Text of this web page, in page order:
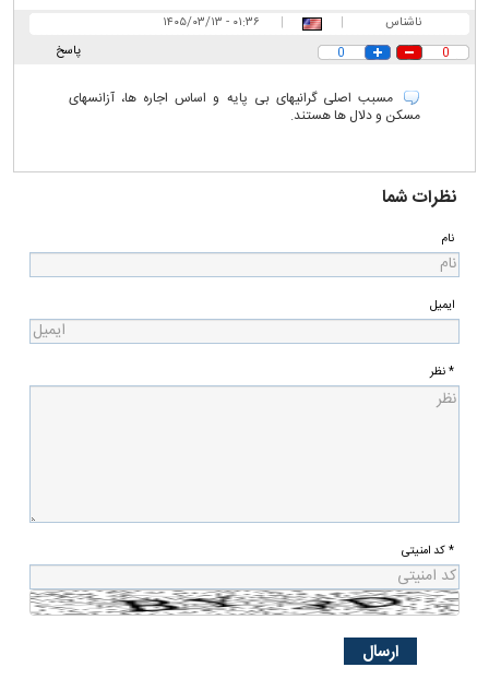
ناشناس |
|
۰۱:۳۶ - ۱۴۰۵/۰۳/۱۳
پاسخ
0
0
مسبب اصلی گرانیهای بی پایه و اساس اجاره ها، آزانسهای
مسکن و دلال ها هستند.
نظرات شما
نام
ایمیل
* نظر
* کد امنیتی